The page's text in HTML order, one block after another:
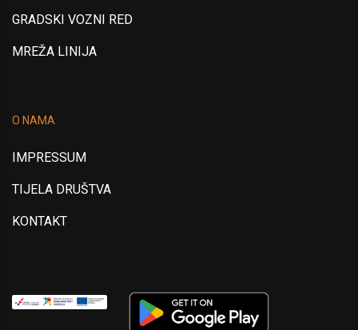
GRADSKI VOZNI RED
MREŽA LINIJA
O NAMA
IMPRESSUM
TIJELA DRUŠTVA
KONTAKT